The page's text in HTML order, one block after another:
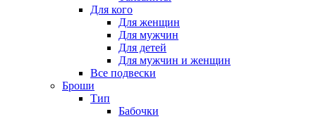
Для кого
Для женщин
Для мужчин
Для детей
Для мужчин и женщин
Все подвески
Броши
Тип
Бабочки